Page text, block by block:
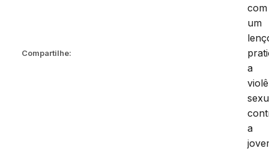
Compartilhe:
com
um
a
a